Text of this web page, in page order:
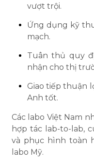
vượt trội.
Ứng dụng kỹ
mạch.
Tuân thủ quy
nhận cho thị
Giao tiếp thuận
Anh tốt.
Các labo Việt Nam
hợp tác lab-to-lab,
và phục hình toàn
labo Mỹ.